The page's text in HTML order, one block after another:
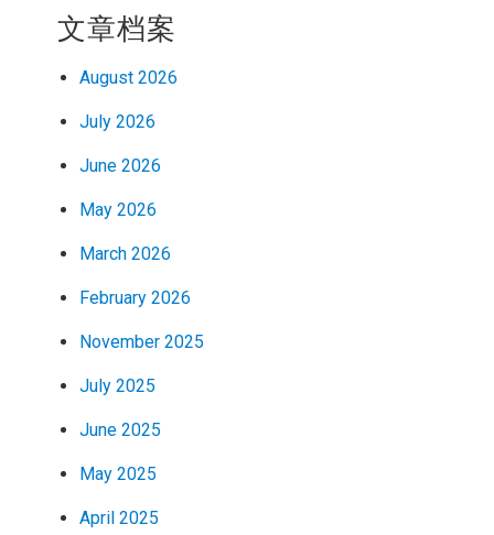
文章档案
August 2026
July 2026
June 2026
May 2026
March 2026
February 2026
November 2025
July 2025
June 2025
May 2025
April 2025